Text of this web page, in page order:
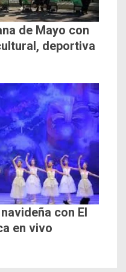
de Mayo con
deportiva
con El
en vivo